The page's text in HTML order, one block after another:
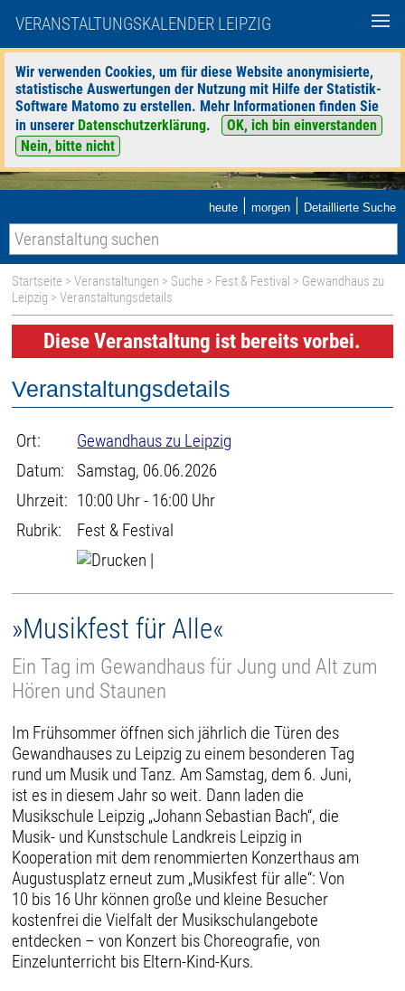
VERANSTALTUNGSKALENDER LEIPZIG
Wir verwenden Cookies, um für diese Website anonymisierte,
statistische Auswertungen der Nutzung mit Hilfe der Statistik-
Software Matomo zu erstellen. Mehr Informationen finden Sie
in unserer Datenschutzerklärung.
OK, ich bin einverstanden
Nein, bitte nicht
heute | morgen | Detaillierte Suche
Startseite >Veranstaltungen > Suche > Fest & Festival > Gewandhaus zu
Leipzig > Veranstaltungsdetails
Diese Veranstaltung ist bereits vorbei.
Veranstaltungsdetails
Ort:
Gewandhaus zu Leipzig
Datum:
Samstag, 06.06.2026
Uhrzeit: 10:00 Uhr - 16:00 Uhr
Rubrik:
Fest & Festival
|
»Musikfest für Alle«
Ein Tag im Gewandhaus für Jung und Alt zum
Hören und Staunen
Im Frühsommer öffnen sich jährlich die Türen des
Gewandhauses zu Leipzig zu einem besonderen Tag
rund um Musik und Tanz. Am Samstag, dem 6. Juni,
ist es in diesem Jahr so weit. Dann laden die
Musikschule Leipzig „Johann Sebastian Bach“, die
Musik- und Kunstschule Landkreis Leipzig in
Kooperation mit dem renommierten Konzerthaus am
Augustusplatz erneut zum „Musikfest für alle“: Von
10 bis 16 Uhr können große und kleine Besucher
kostenfrei die Vielfalt der Musikschulangebote
entdecken – von Konzert bis Choreografie, von
Einzelunterricht bis Eltern-Kind-Kurs.